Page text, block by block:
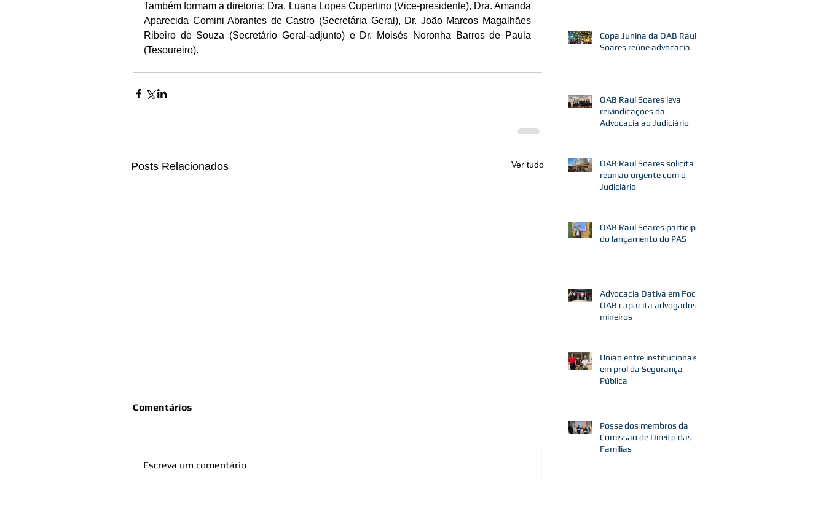
Também formam a diretoria: Dra. Luana Lopes Cupertino (Vice-presidente), Dra. Amanda
Aparecida Comini Abrantes de Castro (Secretária Geral), Dr. João Marcos Magalhães
Ribeiro de Souza (Secretário Geral-adjunto) e Dr. Moisés Noronha Barros de Paula
(Tesoureiro).
Posts Relacionados Ver tudo
Comentários
Escreva um comentário
Copa Junina da OAB Raul
Soares reúne advocacia
OAB Raul Soares leva
reivindicações da
Advocacia ao Judiciário
OAB Raul Soares solicita
reunião urgente com o
Judiciário
OAB Raul Soares participa
do lançamento do PAS
Advocacia Dativa em Foco:
OAB capacita advogados
mineiros
União entre institucionais
em prol da Segurança
Pública
Posse dos membros da
Comissão de Direito das
Famílias